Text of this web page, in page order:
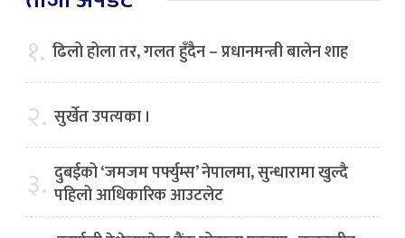
१. ढिलो होला तर, गलत हुँदैन – प्रधानमन्त्री बालेन शाह
२. सुर्खेत उपत्यका ।
३. दुबईको ‘जमजम पर्फ्युम्स’ नेपालमा, सुन्धारामा खुल्दै
पहिलो आधिकारिक आउटलेट